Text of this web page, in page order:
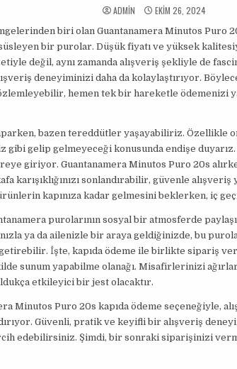
ADMIN EKIM 26, 2024
biri olan Guantanamera Minutos Puro
bir purolar. Düşük fiyatı ve yüksek
değil, aynı zamanda alışveriş şekliyle de
deneyiminizi daha da kolaylaştırıyor.
hemen tek bir hareketle ödemenizi
bazen tereddütler yaşayabiliriz. Özellikle
gibi gelip gelmeyeceği konusunda endişe duyarız.
giriyor. Guantanamera Minutos Puro 20s
karışıklığınızı sonlandırabilir, güvenle
kapınıza kadar gelmesini beklerken, iç
purolarının sosyal bir atmosferde
ya da ailenizle bir araya geldiğinizde, bu
İşte, kapıda ödeme ile birlikte sipariş
sunum yapabilme olanağı. Misafirlerinizi
etkileyici bir jest olacaktır.
Minutos Puro 20s kapıda ödeme seçeneğiyle,
Güvenli, pratik ve keyifli bir alışveriş
edebilirsiniz. Şimdi, bir sonraki siparişinizi